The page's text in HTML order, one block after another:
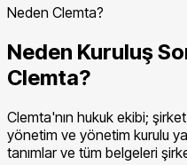
Neden Clemta?
Neden Kuruluş
Clemta?
Clemta'nın hukuk ekibi;
yönetim ve yönetim kurulu
tanımlar ve tüm belgeleri